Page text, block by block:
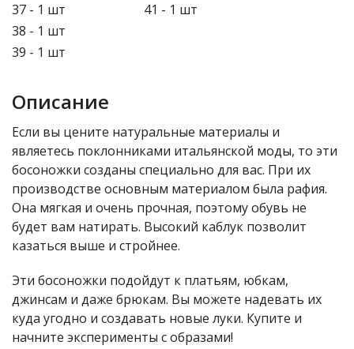
37 - 1 шт
38 - 1 шт
39 - 1 шт
41 - 1 шт
Описание
Если вы цените натуральные материалы и
являетесь поклонниками итальянской моды, то эти
босоножки созданы специально для вас. При их
производстве основным материалом была рафия.
Она мягкая и очень прочная, поэтому обувь не
будет вам натирать. Высокий каблук позволит
казаться выше и стройнее.
Эти босоножки подойдут к платьям, юбкам,
джинсам и даже брюкам. Вы можете надевать их
куда угодно и создавать новые луки. Купите и
начните эксперименты с образами!